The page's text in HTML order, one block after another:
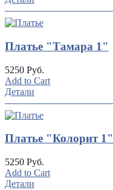
Платье "Тамара 1"
5250 Руб.
Add to Cart
Детали
Платье "Колорит 1"
5250 Руб.
Add to Cart
Детали